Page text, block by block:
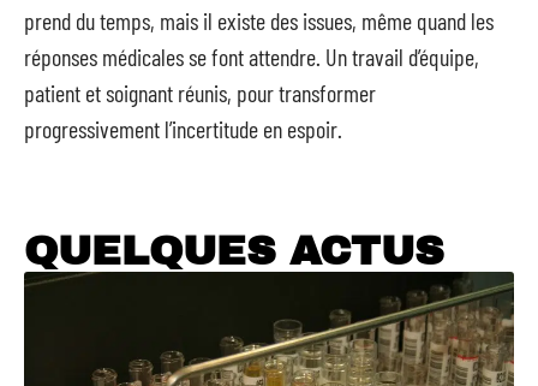
prend du temps, mais il existe des issues, même quand les
réponses médicales se font attendre. Un travail d’équipe,
patient et soignant réunis, pour transformer
progressivement l’incertitude en espoir.
QUELQUES ACTUS